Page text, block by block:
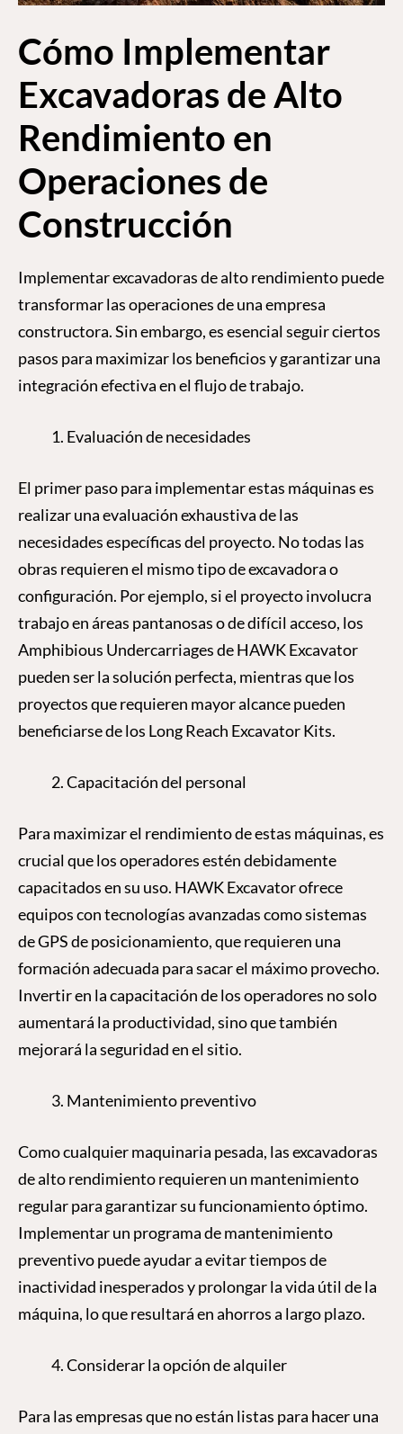
Cómo Implementar
Excavadoras de Alto
Rendimiento en
Operaciones de
Construcción
Implementar excavadoras de alto rendimiento puede
transformar las operaciones de una empresa
constructora. Sin embargo, es esencial seguir ciertos
pasos para maximizar los beneficios y garantizar una
integración efectiva en el flujo de trabajo.
Evaluación de necesidades
El primer paso para implementar estas máquinas es
realizar una evaluación exhaustiva de las
necesidades específicas del proyecto. No todas las
obras requieren el mismo tipo de excavadora o
configuración. Por ejemplo, si el proyecto involucra
trabajo en áreas pantanosas o de difícil acceso, los
Amphibious Undercarriages de HAWK Excavator
pueden ser la solución perfecta, mientras que los
proyectos que requieren mayor alcance pueden
beneficiarse de los Long Reach Excavator Kits.
Capacitación del personal
Para maximizar el rendimiento de estas máquinas, es
crucial que los operadores estén debidamente
capacitados en su uso. HAWK Excavator ofrece
equipos con tecnologías avanzadas como sistemas
de GPS de posicionamiento, que requieren una
formación adecuada para sacar el máximo provecho.
Invertir en la capacitación de los operadores no solo
aumentará la productividad, sino que también
mejorará la seguridad en el sitio.
Mantenimiento preventivo
Como cualquier maquinaria pesada, las excavadoras
de alto rendimiento requieren un mantenimiento
regular para garantizar su funcionamiento óptimo.
Implementar un programa de mantenimiento
preventivo puede ayudar a evitar tiempos de
inactividad inesperados y prolongar la vida útil de la
máquina, lo que resultará en ahorros a largo plazo.
Considerar la opción de alquiler
Para las empresas que no están listas para hacer una